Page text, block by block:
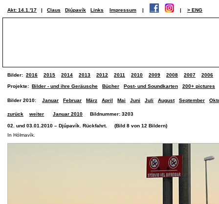
Akt: 14.1.'17 | Claus Djúpavík Links Impressum | | > ENG
Bilder: 2016 2015 2014 2013 2012 2011 2010 2009 2008 2007 2006
Projekte: Bilder - und ihre Geräusche Bücher Post- und Soundkarten 200+ pictures
Bilder 2010: Januar Februar März April Mai Juni Juli August September
zurück weiter Januar 2010 Bildnummer: 3203
02. und 03.01.2010 – Djúpavík. Rückfahrt. (Bild 8 von 12 Bildern)
In Hólmavík.